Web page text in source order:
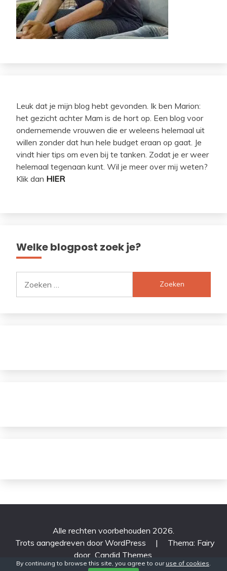
Leuk dat je mijn blog hebt gevonden. Ik ben Marion:
het gezicht achter Mam is de hort op. Een blog voor
ondernemende vrouwen die er weleens helemaal uit
willen zonder dat hun hele budget eraan op gaat. Je
vindt hier tips om even bij te tanken. Zodat je er weer
helemaal tegenaan kunt. Wil je meer over mij weten?
Klik dan HIER
Welke blogpost zoek je?
naar:
Alle rechten voorbehouden 2026.
Trots aangedreven door WordPress
|
Thema: Fairy
door Candid Themes
By continuing to browse this site, you agree to our use of cookies.